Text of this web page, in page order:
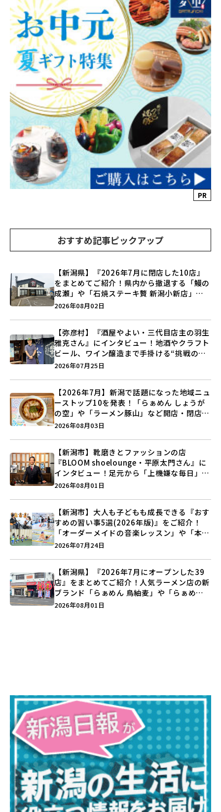
PR
おすすめ記事ピックアップ
【新潟県】『2026年7月に閉店した10店』
をまとめてご紹介！県内から撤退する「鰻の
成瀬」や「石焼ステーキ贅 新潟小新店」が
営業に幕…。
2026年08月02日
【弥彦村】『酒屋やよい・三代目店主の羽生
雅克さん』にインタビュー！地酒やクラフト
ビール、ワイン醸造まで手掛ける“挑戦の歴
史”に迫る♪
2026年07月25日
【2026年7月】新潟で話題になった地域ニュ
ーストップ10を発表！「らぁめん しょうが
の空」や「ラーメン豚山」など開店・閉店の
注目記事をランキングでご紹介♪
2026年08月03日
【新潟市】靴磨きとファッションの店
『BLOOM shoelounge・平原太門さん』に
インタビュー！足元から「上機嫌な毎日」を
つくる装いの提案とは？
2026年08月01日
【新潟市】大人も子どもも成長できる『おす
すめの習い事5選(2026年版)』をご紹介！
「オーダーメイドの音楽レッスン」や「本格
キックボクシング」で新しい自分を見つけよ
2026年07月24日
【新潟県】『2026年7月にオープンした39
店』をまとめてご紹介！人気ラーメン店の新
ブランド「らぁめん 鳥紬麦」や「らぁめん
しょうがの空」など盛りだくさん♪
2026年08月01日